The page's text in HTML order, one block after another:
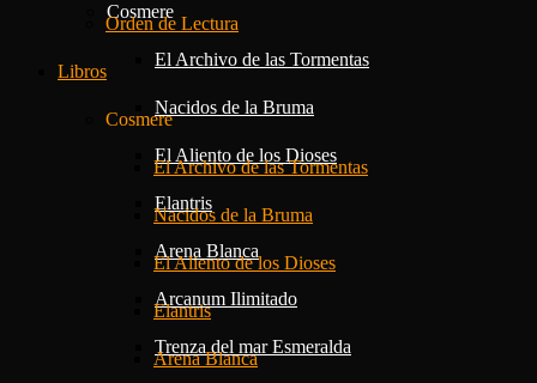
Cosmere
El Archivo de las Tormentas
Nacidos de la Bruma
El Aliento de los Dioses
Elantris
Arena Blanca
Arcanum Ilimitado
Trenza del mar Esmeralda
Orden de Lectura
Libros
Cosmere
El Archivo de las Tormentas
Nacidos de la Bruma
El Aliento de los Dioses
Elantris
Arena Blanca